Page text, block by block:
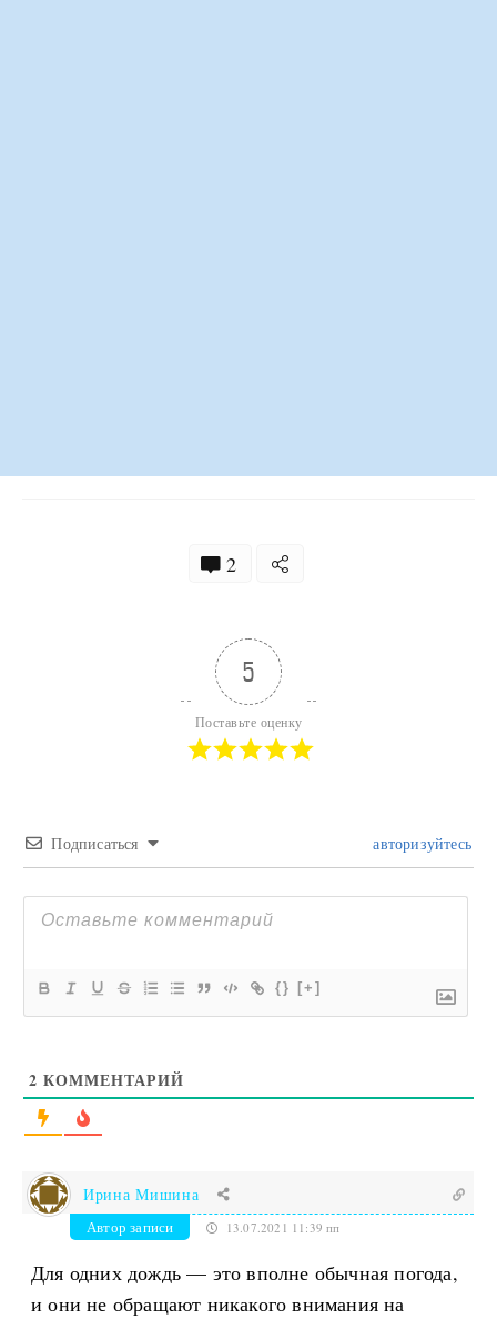
2
5
Поставьте оценку
Подписаться авторизуйтесь
{} [+]
2 КОММЕНТАРИЙ
Ирина Мишина
Автор записи 13.07.2021 11:39 пп
Для одних дождь — это вполне обычная погода,
и они не обращают никакого внимания на